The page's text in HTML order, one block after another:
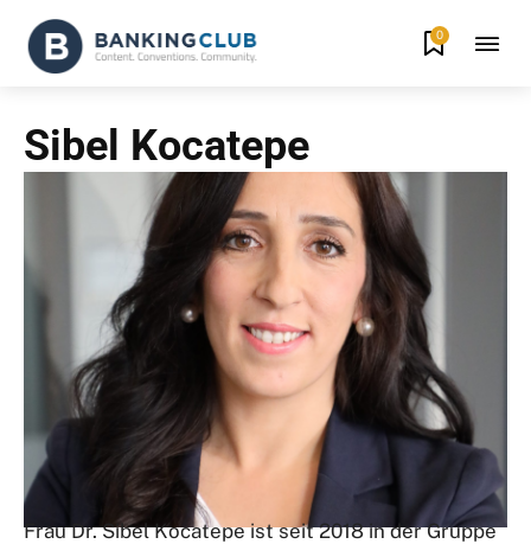
0
Sibel Kocatepe
Frau Dr. Sibel Kocatepe ist seit 2018 in der Gruppe